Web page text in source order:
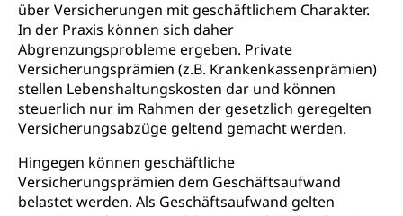
über Versicherungen mit geschäftlichem Charakter.
In der Praxis können sich daher
Abgrenzungsprobleme ergeben. Private
Versicherungsprämien (z.B. Krankenkassenprämien)
stellen Lebenshaltungskosten dar und können
steuerlich nur im Rahmen der gesetzlich geregelten
Versicherungsabzüge geltend gemacht werden.
Hingegen können geschäftliche
Versicherungsprämien dem Geschäftsaufwand
belastet werden. Als Geschäftsaufwand gelten
Olympiateam Kanton Luzern
Offene Sporthallen
Gesundheitsförderung
Jugend+Sport
Freiwilliger Schulsport
Sportförderung
Tiere
Haustiere, Heimtiere, Wildtiere, Veterinärmedizin,
Tiermedizin, Tierarzt, Tierschutz, Jagd, Fischerei,
Viehzucht
Tierschutz
Hobbytierhaltung und Bienen
Veterinärdienst
Wildtiere
Todesfall
Bestattung, Beerdigung, Testament, Erbrecht,
Erbschaft, Todesschein, Todesanzeige,
Zivilstandsamt, Erben, Erbenliste
Ärztliche Todesbescheinigung